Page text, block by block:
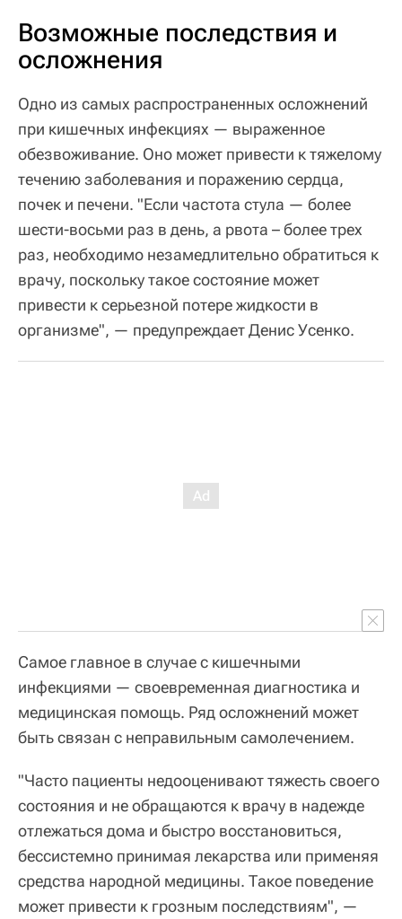
Возможные последствия и
осложнения
Одно из самых распространенных осложнений
при кишечных инфекциях — выраженное
обезвоживание. Оно может привести к тяжелому
течению заболевания и поражению сердца,
почек и печени. "Если частота стула — более
шести-восьми раз в день, а рвота – более трех
раз, необходимо незамедлительно обратиться к
врачу, поскольку такое состояние может
привести к серьезной потере жидкости в
организме", — предупреждает Денис Усенко.
Самое главное в случае с кишечными
инфекциями — своевременная диагностика и
медицинская помощь. Ряд осложнений может
быть связан с неправильным самолечением.
"Часто пациенты недооценивают тяжесть своего
состояния и не обращаются к врачу в надежде
отлежаться дома и быстро восстановиться,
бессистемно принимая лекарства или применяя
средства народной медицины. Такое поведение
может привести к грозным последствиям", —